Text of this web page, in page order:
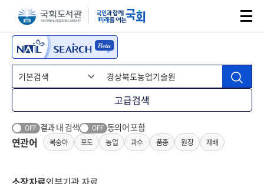
본문 바로가기주메뉴 바로가기
고급검색
OFF 결과 내 검색 OFF 동의어 포함
연관어 복숭아 포도 농업 과수 품종 원장 재배